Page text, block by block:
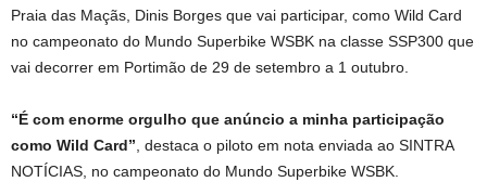
Praia das Maçãs, Dinis Borges que vai participar, como Wild Card
no campeonato do Mundo Superbike WSBK na classe SSP300 que
vai decorrer em Portimão de 29 de setembro a 1 outubro.
“É com enorme orgulho que anúncio a minha participação
como Wild Card” , destaca o piloto em nota enviada ao SINTRA
NOTÍCIAS, no campeonato do Mundo Superbike WSBK.